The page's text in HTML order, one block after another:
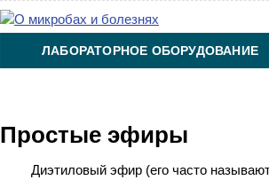
ЛАБОРАТОРНОЕ ОБОРУДОВАНИЕ
Простые эфиры
Диэтиловый эфир (его часто